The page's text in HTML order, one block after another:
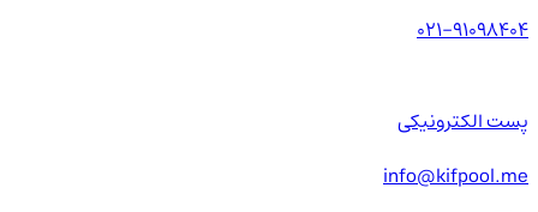
021-91098404
پست الکترونیکی
info@kifpool.me